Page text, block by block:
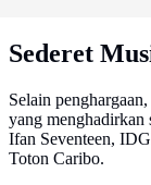
Sederet
Selain penghargaan,
yang menghadirkan
Ifan Seventeen,
Toton Caribo.